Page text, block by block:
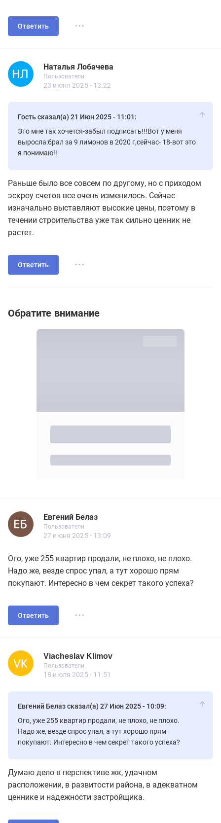
Ответить ...
Наталья Лобачева
Наталья Лобачева
Пользователи
Пользователь
Пользователи
29 сообщений
23 июня 2025 - 12:22
Гость сказал(а) 21 Июн 2025 - 11:01:
Это мне так хочется-забыл подписать!!!Вот у меня
выросла:брал за 9 лимонов в 2020 г,сейчас- 18-вот это
я понимаю!!
Раньше было все совсем по другому, но с приходом
эскроу счетов все очень изменилось. Сейчас
изначально выставляют высокие цены, поэтому в
течении строительства уже так сильно ценник не
растет.
Ответить ...
Обратите внимание
Евгений Белаз
Евгений Белаз
Пользователи
Новичок
Пользователи
10 сообщений
27 июня 2025 - 13:09
Ого, уже 255 квартир продали, не плохо, не плохо.
Надо же, везде спрос упал, а тут хорошо прям
покупают. Интересно в чем секрет такого успеха?
Ответить ...
Viacheslav Klimov
Viacheslav Klimov
Пользователи
Новичок
Пользователи
15 сообщений
18 июля 2025 - 11:51
Евгений Белаз сказал(а) 27 Июн 2025 - 10:09:
Ого, уже 255 квартир продали, не плохо, не плохо.
Надо же, везде спрос упал, а тут хорошо прям
покупают. Интересно в чем секрет такого успеха?
Думаю дело в перспективе жк, удачном
расположении, в развитости района, в адекватном
ценнике и надежности застройщика.